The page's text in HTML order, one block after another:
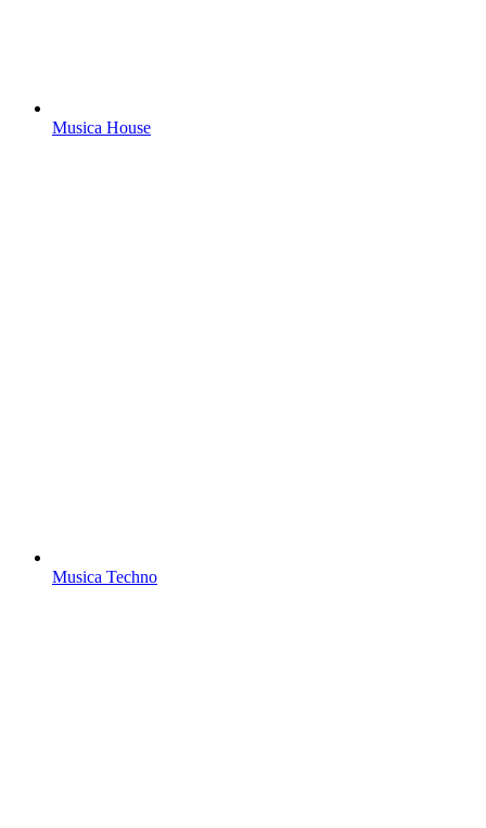
Musica House
Musica Techno